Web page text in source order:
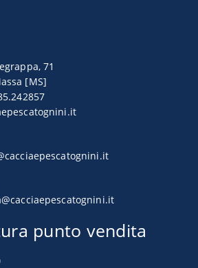
71
[MS]
punto vendita